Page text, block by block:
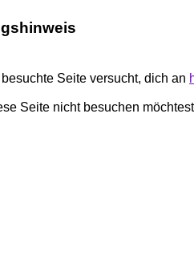
Seite versucht, dich an
Seite nicht besuchen